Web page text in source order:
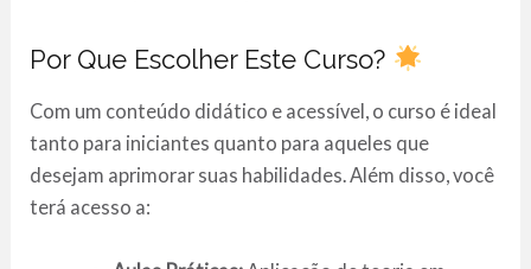
Por Que Escolher Este Curso?
Com um conteúdo didático e acessível, o curso é ideal
tanto para iniciantes quanto para aqueles que
desejam aprimorar suas habilidades. Além disso, você
terá acesso a: